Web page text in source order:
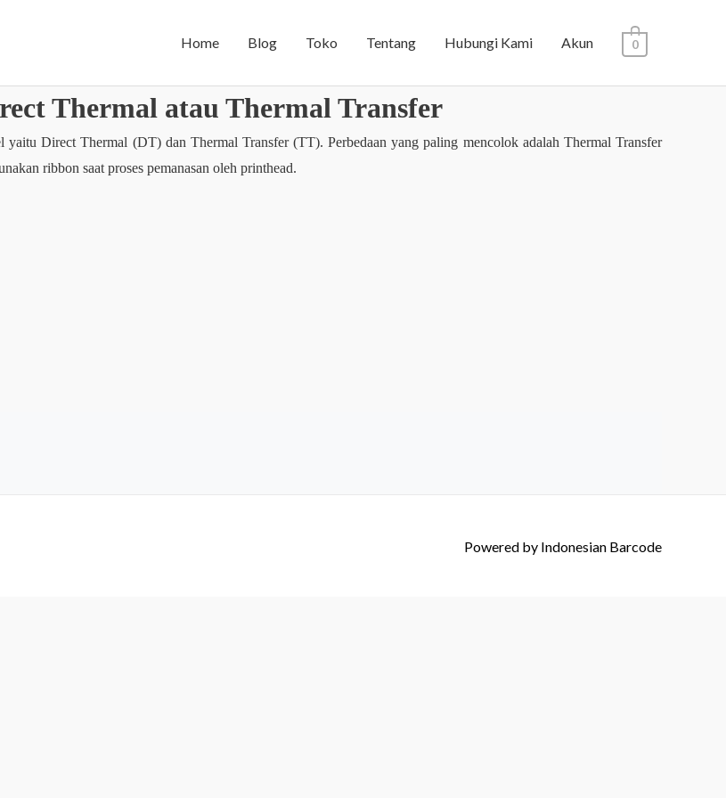
Home Blog Toko Tentang Hubungi Kami Akun 0
Thermal atau Thermal Transfer
yaitu Direct Thermal (DT) dan Thermal Transfer (TT). Perbedaan yang paling mencolok adalah Thermal Transfer
ribbon saat proses pemanasan oleh printhead.
Powered by Indonesian Barcode